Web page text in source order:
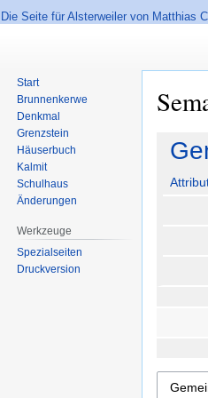
Die Seite für Alsterweiler von Matthias
Zur
springen
Zur
Suche
springen
Start
Brunnenkerwe
Denkmal
Grenzstein
Häuserbuch
Kalmit
Schulhaus
Änderungen
Werkzeuge
Spezialseiten
Druckversion